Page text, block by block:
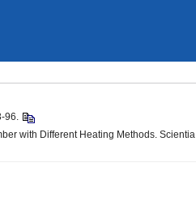
96.
with Different Heating Methods. Scientia